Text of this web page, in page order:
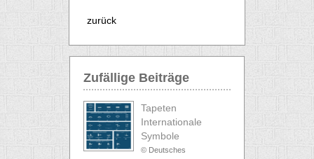
zurück
Zufällige Beiträge
Tapeten
Internationale
Symbole
© Deutsches